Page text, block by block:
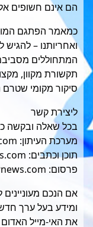
הם אינם חשופים
כמאמר הפתגם
ואחריותנו –
המתחוללים
תקשורת מקוון,
סיקור מקומי
ליצירת קשר
בכל שאלה ובקשה
מערכת העיתון: mail@hebrewnews.com
תוכן וכתבים: newsdesk@hebrewnews.com
פרסום: sales@hebrewnews.com
אם הנכם מעוניינים
ומידע בעל ערך
את האי-מייל האדום